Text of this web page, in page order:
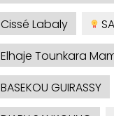
Cissé Labaly
Elhaje Tounkara
BASEKOU GUIRASSY